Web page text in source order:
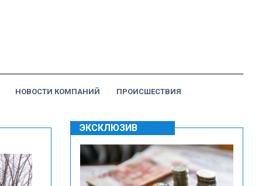
НОВОСТИ КОМПАНИЙ ПРОИСШЕСТВИЯ
ЭКСКЛЮЗИВ